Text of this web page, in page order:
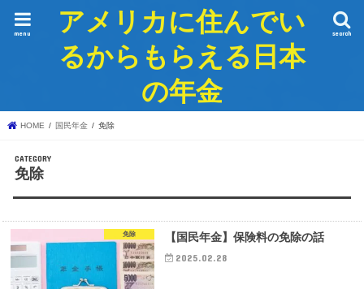
アメリカに住んでい
るからもらえる日本
の年金
search
menu
HOME 国民年金 免除
免除
免除 【国民年金】保険料の免除の話
2025.02.28